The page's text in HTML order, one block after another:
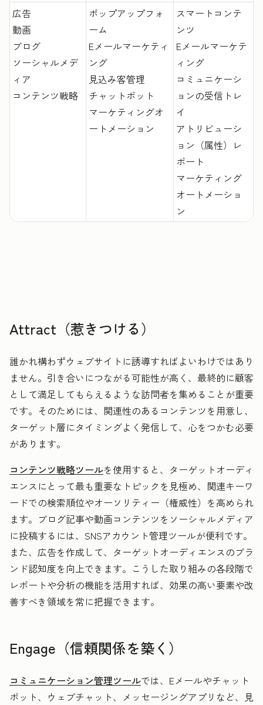
広告
動画
ブログ
ソーシャルメデ
ィア
コンテンツ戦略
ポップアップフォ
ーム
Eメールマーケティ
ング
見込み客管理
チャットボット
マーケティングオ
ートメーション
スマートコンテ
ンツ
Eメールマーケテ
ィング
コミュニケーシ
ョンの受信トレ
イ
アトリビューシ
ョン（属性）レ
ポート
マーケティング
オートメーショ
ン
Attract（惹きつける）
誰かれ構わずウェブサイトに誘導すればよいわけではあり
ません。 引き合いにつながる可能性が高く、最終的に顧客
として満足してもらえるような訪問者を集めることが重要
です。そのためには、関連性のあるコンテンツを用意し、
ターゲット層にタイミングよく発信して、心をつかむ必要
があります。
コンテンツ戦略ツールを使用すると、ターゲットオーディ
エンスにとって最も重要なトピックを見極め、関連キーワ
ードでの検索順位やオーソリティー（権威性）を高められ
ます。ブログ記事や動画コンテンツをソーシャルメディア
に投稿するには、SNSアカウント管理ツールが便利です。
また、広告を作成して、ターゲットオーディエンスのブラ
ンド認知度を向上できます。こうした取り組みの各段階で
レポートや分析の機能を活用すれば、効果の高い要素や改
善すべき領域を常に把握できます。
Engage（信頼関係を築く）
コミュニケーション管理ツールでは、Eメールやチャット
ボット、ウェブチャット、メッセージングアプリなど、見